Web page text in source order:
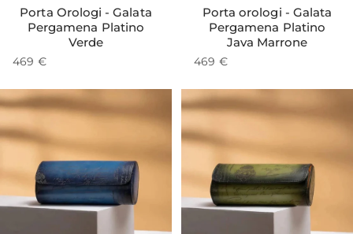
Porta Orologi - Galata
Pergamena Platino
Verde
469 €
Porta orologi - Galata
Pergamena Platino
Java Marrone
469 €